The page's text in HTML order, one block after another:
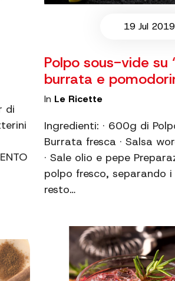
di
19 Jul 2019
Polpo sous-vide su
burrata e
In Le Ricette
Ingredienti: · 600g di
Burrata fresca · Salsa
· Sale olio e pepe
polpo fresco, separando
resto…